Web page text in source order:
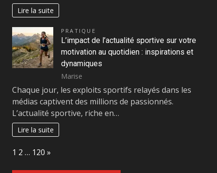
Lire la suite
PRATIQUE
L’impact de l’actualité sportive sur votre
motivation au quotidien : inspirations et
dynamiques
Marise
Chaque jour, les exploits sportifs relayés dans les
médias captivent des millions de passionnés.
L’actualité sportive, riche en…
Lire la suite
Page:
1 2 … 120 Next
»